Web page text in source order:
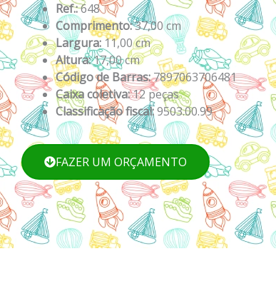
Ref.:648
Comprimento:37,00 cm
Largura: 11,00 cm
Altura:17,00 cm
Código de Barras:7897063706481
Caixa coletiva:12 peças
Classificação fiscal:9503.00.99
FAZER UM ORÇAMENTO